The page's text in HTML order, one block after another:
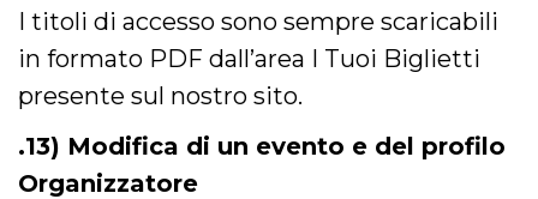
I titoli di accesso sono sempre scaricabili
in formato PDF dall’area I Tuoi Biglietti
presente sul nostro sito.
.13) Modifica di un evento e del profilo
Organizzatore